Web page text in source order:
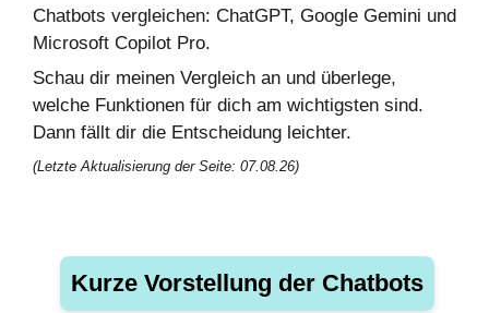
Chatbots vergleichen: ChatGPT, Google Gemini und
Microsoft Copilot Pro.
Schau dir meinen Vergleich an und überlege,
welche Funktionen für dich am wichtigsten sind.
Dann fällt dir die Entscheidung leichter.
(Letzte Aktualisierung der Seite: 07.08.26)
Kurze Vorstellung der Chatbots